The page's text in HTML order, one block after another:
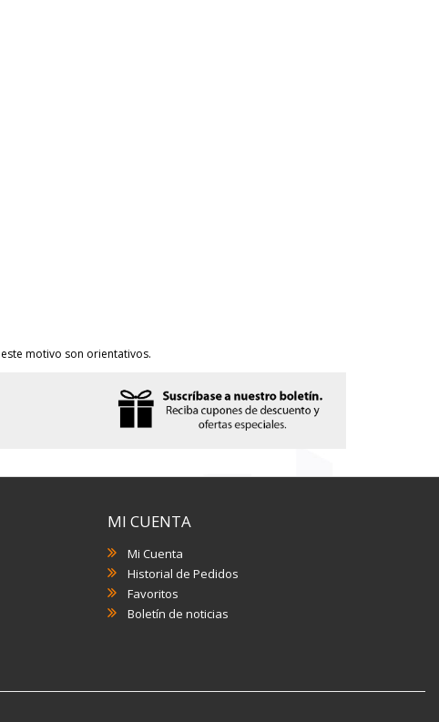
motivo son orientativos.
MI CUENTA
Mi Cuenta
Historial de Pedidos
Favoritos
Boletín de noticias